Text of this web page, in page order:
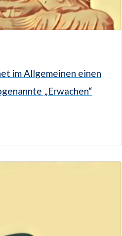
im Allgemeinen einen
„Erwachen“